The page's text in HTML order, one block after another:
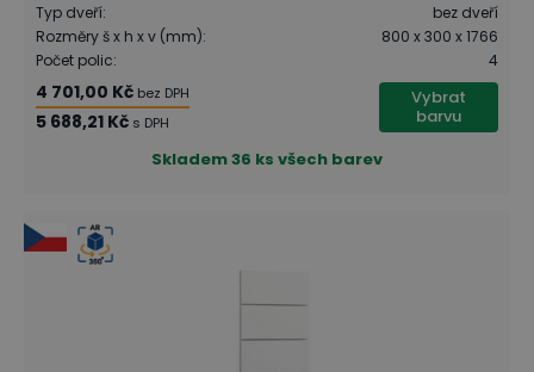
Typ dveří:
bez dveří
Rozměry š x h x v (mm):
800 x 300 x 1766
Počet polic: 4
4 701,00 Kč bez DPH
5 688,21 Kč s DPH
Vybrat
barvu
Skladem36 ks všech barev